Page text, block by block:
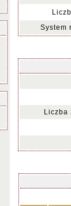
System
Liczba